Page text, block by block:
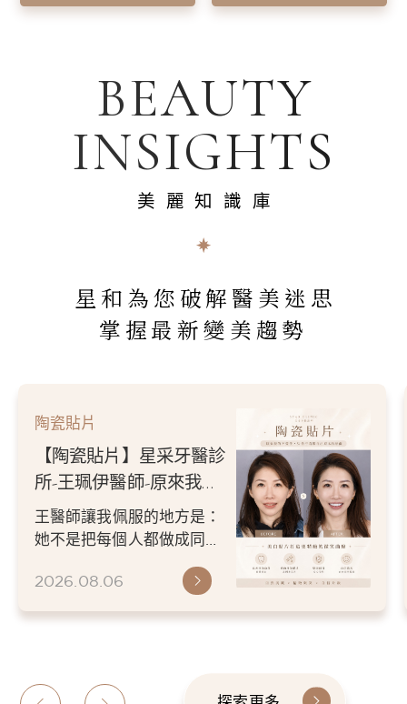
BEAUTY
INSIGHTS
美麗知識庫
星和為您破解醫美迷思
掌握最新變美趨勢
陶瓷貼片
【陶瓷貼片】星采牙醫診
所-王珮伊醫師-原來我的
不愛笑，只是不喜歡自己
原本的牙齒
王醫師讓我佩服的地方是：
她不是把每個人都做成同一
更適合自己的樣子。 現...
2026.08.06